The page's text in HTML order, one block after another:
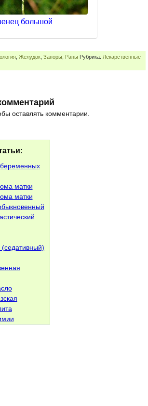
большой
Желудок Запоры Раны Рубрика: Лекарственные
оставлять комментарии.
матки
матки